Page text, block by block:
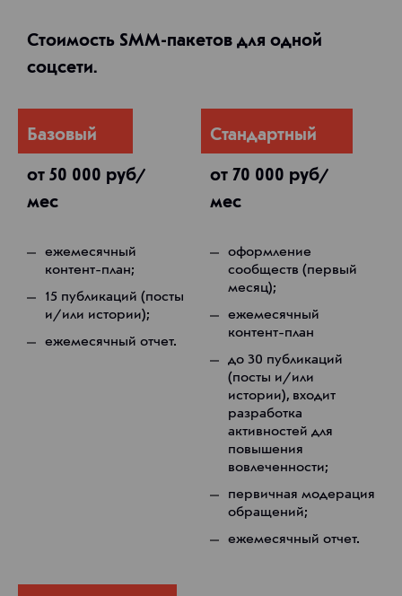
Стоимость SMM-пакетов для одной
соцсети.
Базовый
от 50 000 руб/
мес
ежемесячный
контент-план;
15 публикаций (посты
и/или истории);
ежемесячный отчет.
Стандартный
от 70 000 руб/
мес
оформление
сообществ (первый
месяц);
ежемесячный
контент-план
до 30 публикаций
(посты и/или
истории), входит
разработка
активностей для
повышения
вовлеченности;
первичная модерация
обращений;
ежемесячный отчет.